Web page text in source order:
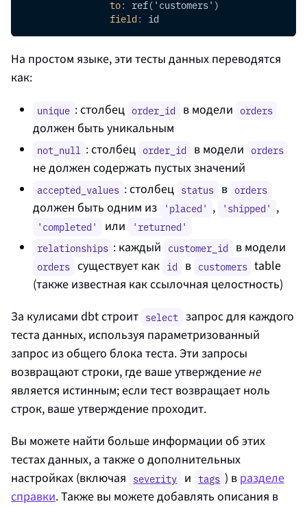
to: ref('customers')
field : id
На простом языке, эти тесты данных переводятся
как:
unique : столбец order_id в модели orders
должен быть уникальным
not_null : столбец order_id в модели orders
не должен содержать пустых значений
accepted_values : столбец status в orders
должен быть одним из 'placed' , 'shipped' ,
'completed' или
'returned'
relationships : каждый customer_id в модели
orders существует как id в customers table
(также известная как ссылочная целостность)
За кулисами dbt строит select запрос для каждого
теста данных, используя параметризованный
запрос из общего блока теста. Эти запросы
возвращают строки, где ваше утверждениене
является истинным; если тест возвращает ноль
строк, ваше утверждение проходит.
Вы можете найти больше информации об этих
тестах данных, а также о дополнительных
настройках (включая severity и tags ) в разделе
справки. Также вы можете добавлять описания в